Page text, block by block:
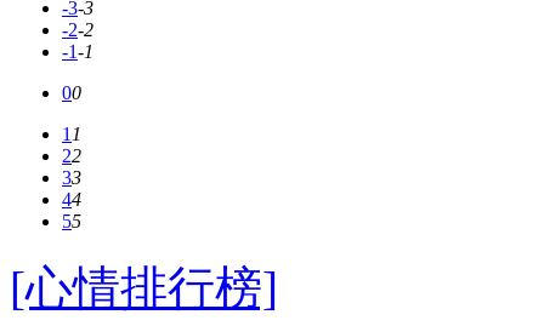
-3-3
-2-2
-1-1
00
11
22
33
44
55
[心情排行榜]